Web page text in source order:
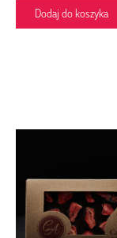
Dodaj do koszyka